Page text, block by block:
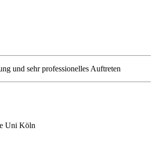
und sehr professionelles Auftreten
Uni Köln